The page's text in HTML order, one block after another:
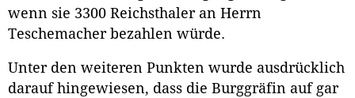
wenn sie 3300 Reichsthaler an Herrn
Teschemacher bezahlen würde.
Unter den weiteren Punkten wurde ausdrücklich
darauf hingewiesen, dass die Burggräfin auf gar